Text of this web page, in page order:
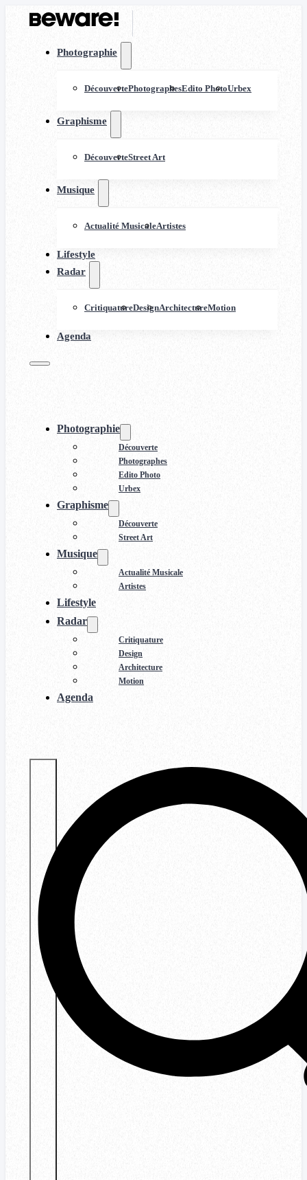
Photographie
DécouvertePhotographesEdito PhotoUrbex
Graphisme
DécouverteStreet Art
Musique
Actualité MusicaleArtistes
Lifestyle
Radar
CritiquatureDesignArchitectureMotion
Agenda
Photographie
Découverte
Photographes
Edito Photo
Urbex
Graphisme
Découverte
Street Art
Musique
Actualité Musicale
Artistes
Lifestyle
Radar
Critiquature
Design
Architecture
Motion
Agenda